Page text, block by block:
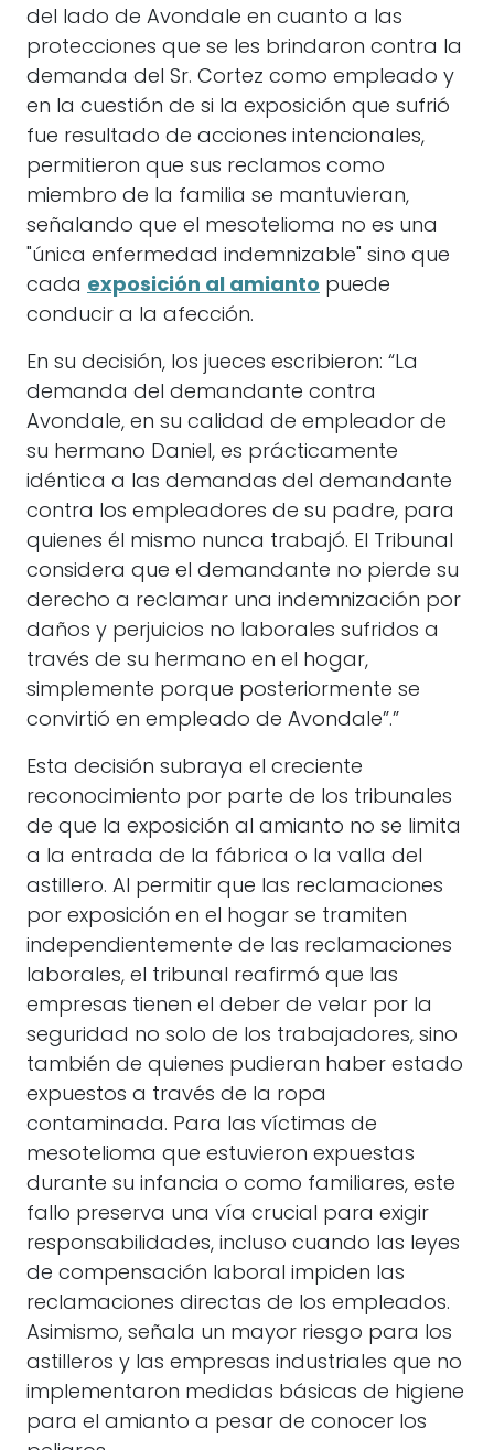
del lado de Avondale en cuanto a las
protecciones que se les brindaron contra la
demanda del Sr. Cortez como empleado y
en la cuestión de si la exposición que sufrió
fue resultado de acciones intencionales,
permitieron que sus reclamos como
miembro de la familia se mantuvieran,
señalando que el mesotelioma no es una
"única enfermedad indemnizable" sino que
cada exposición al amianto puede
conducir a la afección.
En su decisión, los jueces escribieron: “La
demanda del demandante contra
Avondale, en su calidad de empleador de
su hermano Daniel, es prácticamente
idéntica a las demandas del demandante
contra los empleadores de su padre, para
quienes él mismo nunca trabajó. El Tribunal
considera que el demandante no pierde su
derecho a reclamar una indemnización por
daños y perjuicios no laborales sufridos a
través de su hermano en el hogar,
simplemente porque posteriormente se
convirtió en empleado de Avondale”.”
Esta decisión subraya el creciente
reconocimiento por parte de los tribunales
de que la exposición al amianto no se limita
a la entrada de la fábrica o la valla del
astillero. Al permitir que las reclamaciones
por exposición en el hogar se tramiten
independientemente de las reclamaciones
laborales, el tribunal reafirmó que las
empresas tienen el deber de velar por la
seguridad no solo de los trabajadores, sino
también de quienes pudieran haber estado
expuestos a través de la ropa
contaminada. Para las víctimas de
mesotelioma que estuvieron expuestas
durante su infancia o como familiares, este
fallo preserva una vía crucial para exigir
responsabilidades, incluso cuando las leyes
de compensación laboral impiden las
reclamaciones directas de los empleados.
Asimismo, señala un mayor riesgo para los
astilleros y las empresas industriales que no
implementaron medidas básicas de higiene
para el amianto a pesar de conocer los